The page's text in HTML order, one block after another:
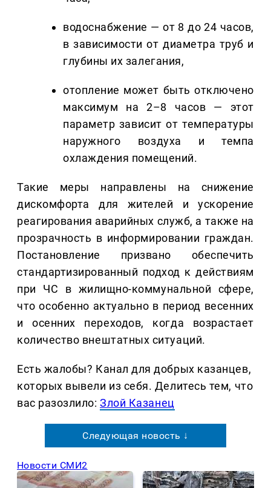
водоснабжение — от 8 до 24 часов,
в зависимости от диаметра труб и
глубины их залегания,
отопление может быть отключено
максимум на 2–8 часов — этот
параметр зависит от температуры
наружного воздуха и темпа
охлаждения помещений.
Такие меры направлены на снижение
дискомфорта для жителей и ускорение
реагирования аварийных служб, а также на
прозрачность в информировании граждан.
Постановление призвано обеспечить
стандартизированный подход к действиям
при ЧС в жилищно-коммунальной сфере,
что особенно актуально в период весенних
и осенних переходов, когда возрастает
количество внештатных ситуаций.
Есть жалобы? Канал для добрых казанцев,
которых вывели из себя. Делитеcь тем, что
вас разозлило:Злой Казанец
Следующая новость ↓
Новости СМИ2